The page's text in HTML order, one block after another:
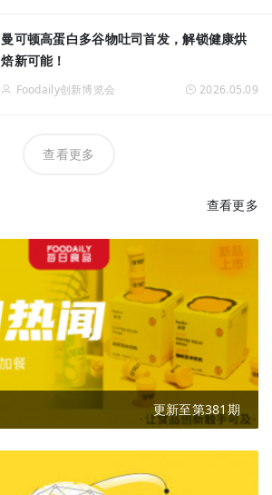
曼可顿高蛋白多谷物吐司首发，解锁健康烘
焙新可能！
Foodaily创新博览会 2026.05.09
查看更多
查看更多
更新至第381期